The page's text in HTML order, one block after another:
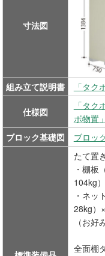
寸法図
組み立て説明書 「タク
仕様図
「タク
ボ物置
ブロック基礎図
ブロッ
たて置
・棚板
104kg
・ネッ
28kg）
（お
全面棚